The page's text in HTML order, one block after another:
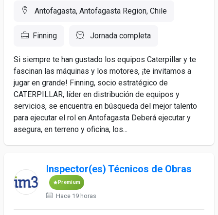
Antofagasta, Antofagasta Region, Chile
Finning Jornada completa
Si siempre te han gustado los equipos Caterpillar y te
fascinan las máquinas y los motores, ¡te invitamos a
jugar en grande! Finning, socio estratégico de
CATERPILLAR, líder en distribución de equipos y
servicios, se encuentra en búsqueda del mejor talento
para ejecutar el rol en Antofagasta Deberá ejecutar y
asegura, en terreno y oficina, los...
Inspector(es) Técnicos de Obras
Premium
Hace 19 horas